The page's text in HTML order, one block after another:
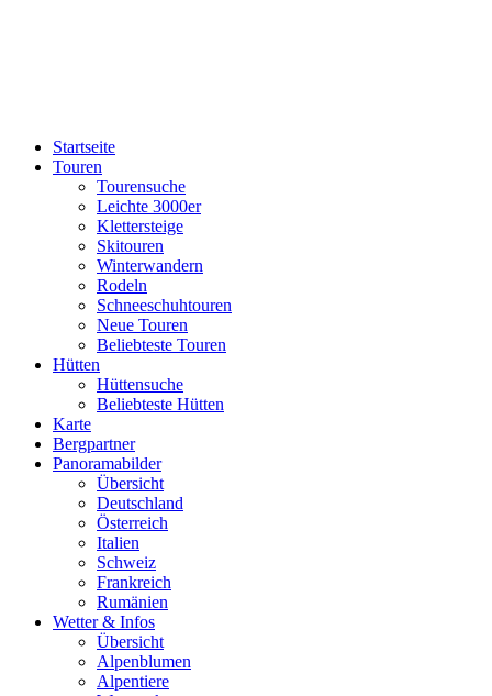
Startseite
Touren
Tourensuche
Leichte 3000er
Klettersteige
Skitouren
Winterwandern
Rodeln
Schneeschuhtouren
Neue Touren
Beliebteste Touren
Hütten
Hüttensuche
Beliebteste Hütten
Karte
Bergpartner
Panoramabilder
Übersicht
Deutschland
Österreich
Italien
Schweiz
Frankreich
Rumänien
Wetter & Infos
Übersicht
Alpenblumen
Alpentiere